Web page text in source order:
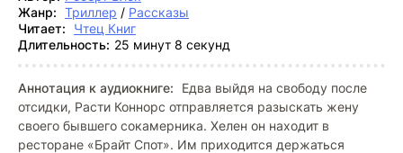
Жанр: Триллер / Рассказы
Читает:
Чтец Книг
Длительность: 25 минут 8 секунд
Аннотация к аудиокниге:
Едва выйдя на свободу после
отсидки, Расти Коннорс отправляется разыскать жену
своего бывшего сокамерника. Хелен он находит в
ресторане «Брайт Спот». Им приходится держаться